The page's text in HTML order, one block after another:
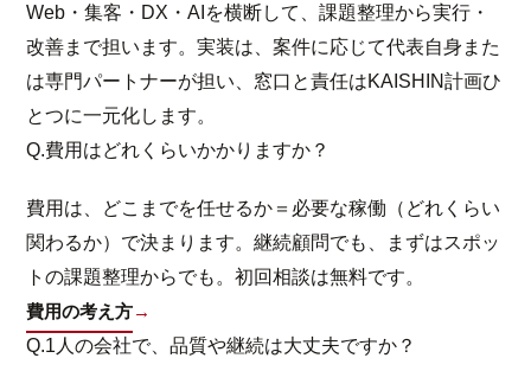
Web・集客・DX・AIを横断して、課題整理から実行・
改善まで担います。実装は、案件に応じて代表自身また
は専門パートナーが担い、窓口と責任はKAISHIN計画ひ
とつに一元化します。
Q.費用はどれくらいかかりますか？
費用は、どこまでを任せるか＝必要な稼働（どれくらい
関わるか）で決まります。継続顧問でも、まずはスポッ
トの課題整理からでも。初回相談は無料です。
費用の考え方→
Q.1人の会社で、品質や継続は大丈夫ですか？